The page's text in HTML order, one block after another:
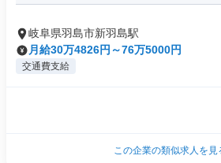
岐阜県羽島市新羽島駅
月給30万4826円～76万5000円
交通費支給
この企業の類似求人を見